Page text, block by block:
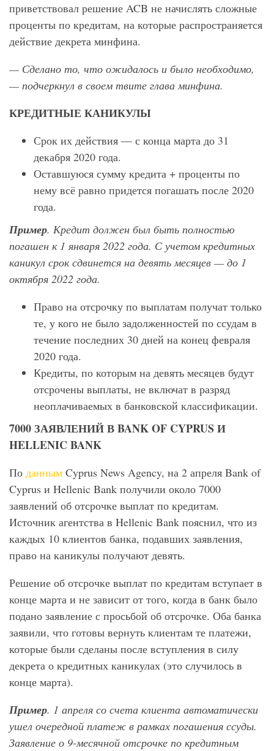
приветствовал решение ACB не начислять сложные
проценты по кредитам, на которые распространяется
действие декрета минфина.
— Сделано то, что ожидалось и было необходимо,
— подчеркнул в своем твите глава минфина.
КРЕДИТНЫЕ КАНИКУЛЫ
Срок их действия — с конца марта до 31
декабря 2020 года.
Оставшуюся сумму кредита + проценты по
нему всё равно придется погашать после 2020
года.
Пример. Кредит должен был быть полностью
погашен к 1 января 2022 года. С учетом кредитных
каникул срок сдвинется на девять месяцев — до 1
октября 2022 года.
Право на отсрочку по выплатам получат только
те, у кого не было задолженностей по ссудам в
течение последних 30 дней на конец февраля
2020 года.
Кредиты, по которым на девять месяцев будут
отсрочены выплаты, не включат в разряд
неоплачиваемых в банковской классификации.
7000ЗАЯВЛЕНИЙВ BANK OF CYPRUSИ
HELLENIC BANK
По данным Cyprus News Agency, на 2 апреля Bank of
Cyprus и Hellenic Bank получили около 7000
заявлений об отсрочке выплат по кредитам.
Источник агентства в Hellenic Bank пояснил, что из
каждых 10 клиентов банка, подавших заявления,
право на каникулы получают девять.
Решение об отсрочке выплат по кредитам вступает в
конце марта и не зависит от того, когда в банк было
подано заявление с просьбой об отсрочке. Оба банка
заявили, что готовы вернуть клиентам те платежи,
которые были сделаны после вступления в силу
декрета о кредитных каникулах (это случилось в
конце марта).
Пример. 1 апреля со счета клиента автоматически
ушел очередной платеж в рамках погашения ссуды.
Заявление о 9-месячной отсрочке по кредитным